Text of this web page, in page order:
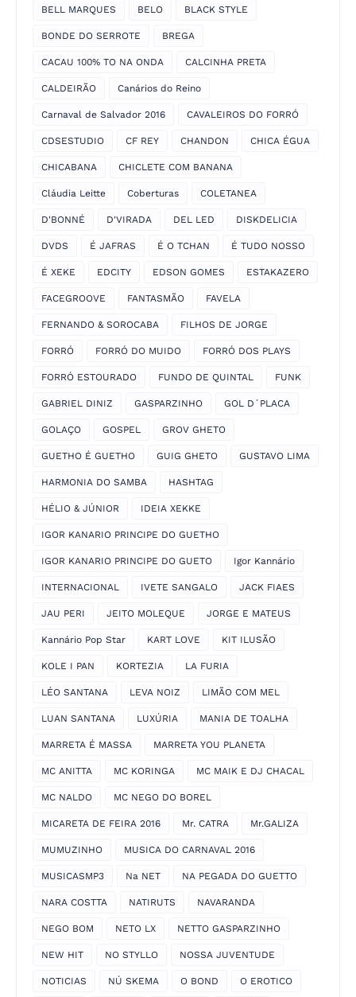
BELL MARQUES BELO BLACK STYLE
BONDE DO SERROTE BREGA
CACAU 100% TO NA ONDA CALCINHA PRETA
CALDEIRÃO Canários do Reino
Carnaval de Salvador 2016 CAVALEIROS DO FORRÓ
CDSESTUDIO CF REY CHANDON CHICA ÉGUA
CHICABANA CHICLETE COM BANANA
Cláudia Leitte Coberturas COLETANEA
D'BONNÉ D'VIRADA DEL LED DISKDELICIA
DVDS É JAFRAS É O TCHAN É TUDO NOSSO
É XEKE EDCITY EDSON GOMES ESTAKAZERO
FACEGROOVE FANTASMÃO FAVELA
FERNANDO & SOROCABA FILHOS DE JORGE
FORRÓ FORRÓ DO MUIDO FORRÓ DOS PLAYS
FORRÓ ESTOURADO FUNDO DE QUINTAL FUNK
GABRIEL DINIZ GASPARZINHO GOL D´PLACA
GOLAÇO GOSPEL GROV GHETO
GUETHO É GUETHO GUIG GHETO GUSTAVO LIMA
HARMONIA DO SAMBA HASHTAG
HÉLIO & JÚNIOR IDEIA XEKKE
IGOR KANARIO PRINCIPE DO GUETHO
IGOR KANARIO PRINCIPE DO GUETO Igor Kannário
INTERNACIONAL IVETE SANGALO JACK FIAES
JAU PERI JEITO MOLEQUE JORGE E MATEUS
Kannário Pop Star KART LOVE KIT ILUSÃO
KOLE I PAN KORTEZIA LA FURIA
LÉO SANTANA LEVA NOIZ LIMÃO COM MEL
LUAN SANTANA LUXÚRIA MANIA DE TOALHA
MARRETA É MASSA MARRETA YOU PLANETA
MC ANITTA MC KORINGA MC MAIK E DJ CHACAL
MC NALDO MC NEGO DO BOREL
MICARETA DE FEIRA 2016 Mr. CATRA Mr.GALIZA
MUMUZINHO MUSICA DO CARNAVAL 2016
MUSICASMP3 Na NET NA PEGADA DO GUETTO
NARA COSTTA NATIRUTS NAVARANDA
NEGO BOM NETO LX NETTO GASPARZINHO
NEW HIT NO STYLLO NOSSA JUVENTUDE
NOTICIAS NÚ SKEMA O BOND O EROTICO